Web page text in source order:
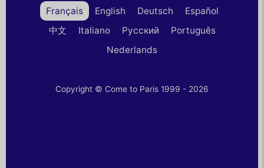
Français English Deutsch
Español
中文
Italiano Русский
Português
Nederlands
Copyright © Come to Paris 1999 - 2026